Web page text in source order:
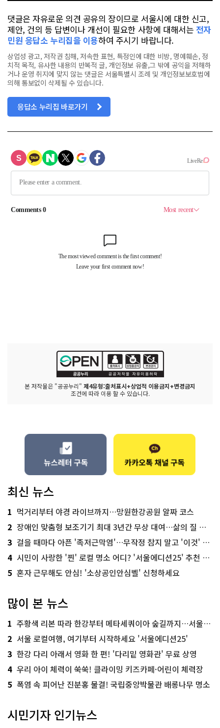
댓글은 자유로운 의견 공유의 장이므로 서울시에 대한 신고,
제안, 건의 등 답변이나 개선이 필요한 사항에 대해서는 전자
민원 응답소 누리집을 이용하여 주시기 바랍니다.
상업성 광고, 저작권 침해, 저속한 표현, 특정인에 대한 비방, 명예훼손, 정
치적 목적, 유사한 내용의 반복적 글, 개인정보 유출,그 밖에 공익을 저해하
거나 운영 취지에 맞지 않는 댓글은 서울특별시 조례 및 개인정보보호법에
의해 통보없이 삭제될 수 있습니다.
응답소 누리집 바로가기
본 저작물은 "공공누리" 제4유형:출처표시+상업적 이용금지+변경금지
조건에 따라 이용 할 수 있습니다.
최신 뉴스
1 먹거리부터 야경 라이브까지…망원한강공원 알짜 코스
2 장애인 맞춤형 보조기기 최대 3년간 무상 대여…삶의 질 높인다
3 걸을 때마다 아픈 '족저근막염'…무작정 참지 말고 '이것' 해보세요!
4 시민이 사랑한 '찐' 로컬 명소 어디? '서울에디션25' 추천 코스
5 혼자 근무해도 안심! '소상공인안심벨' 신청하세요
많이 본 뉴스
1 주황색 리본 따라 한강부터 메타세쿼이아 숲길까지…서울둘레길 15코스
2 서울 로컬여행, 여기부터 시작하세요 '서울에디션25'
3 한강 다리 아래서 영화 한 편! '다리밑 영화관' 무료 상영
4 우리 아이 체력이 쑥쑥! 클라이밍 키즈카페·어린이 체력장
5 폭염 속 피어난 진분홍 물결! 국립중앙박물관 배롱나무 명소
시민기자 인기뉴스